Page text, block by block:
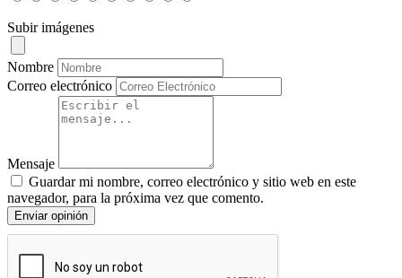
Subir imágenes
Nombre
Correo electrónico
Mensaje
Guardar mi nombre, correo electrónico y sitio web en este
navegador, para la próxima vez que comento.
Enviar opinión